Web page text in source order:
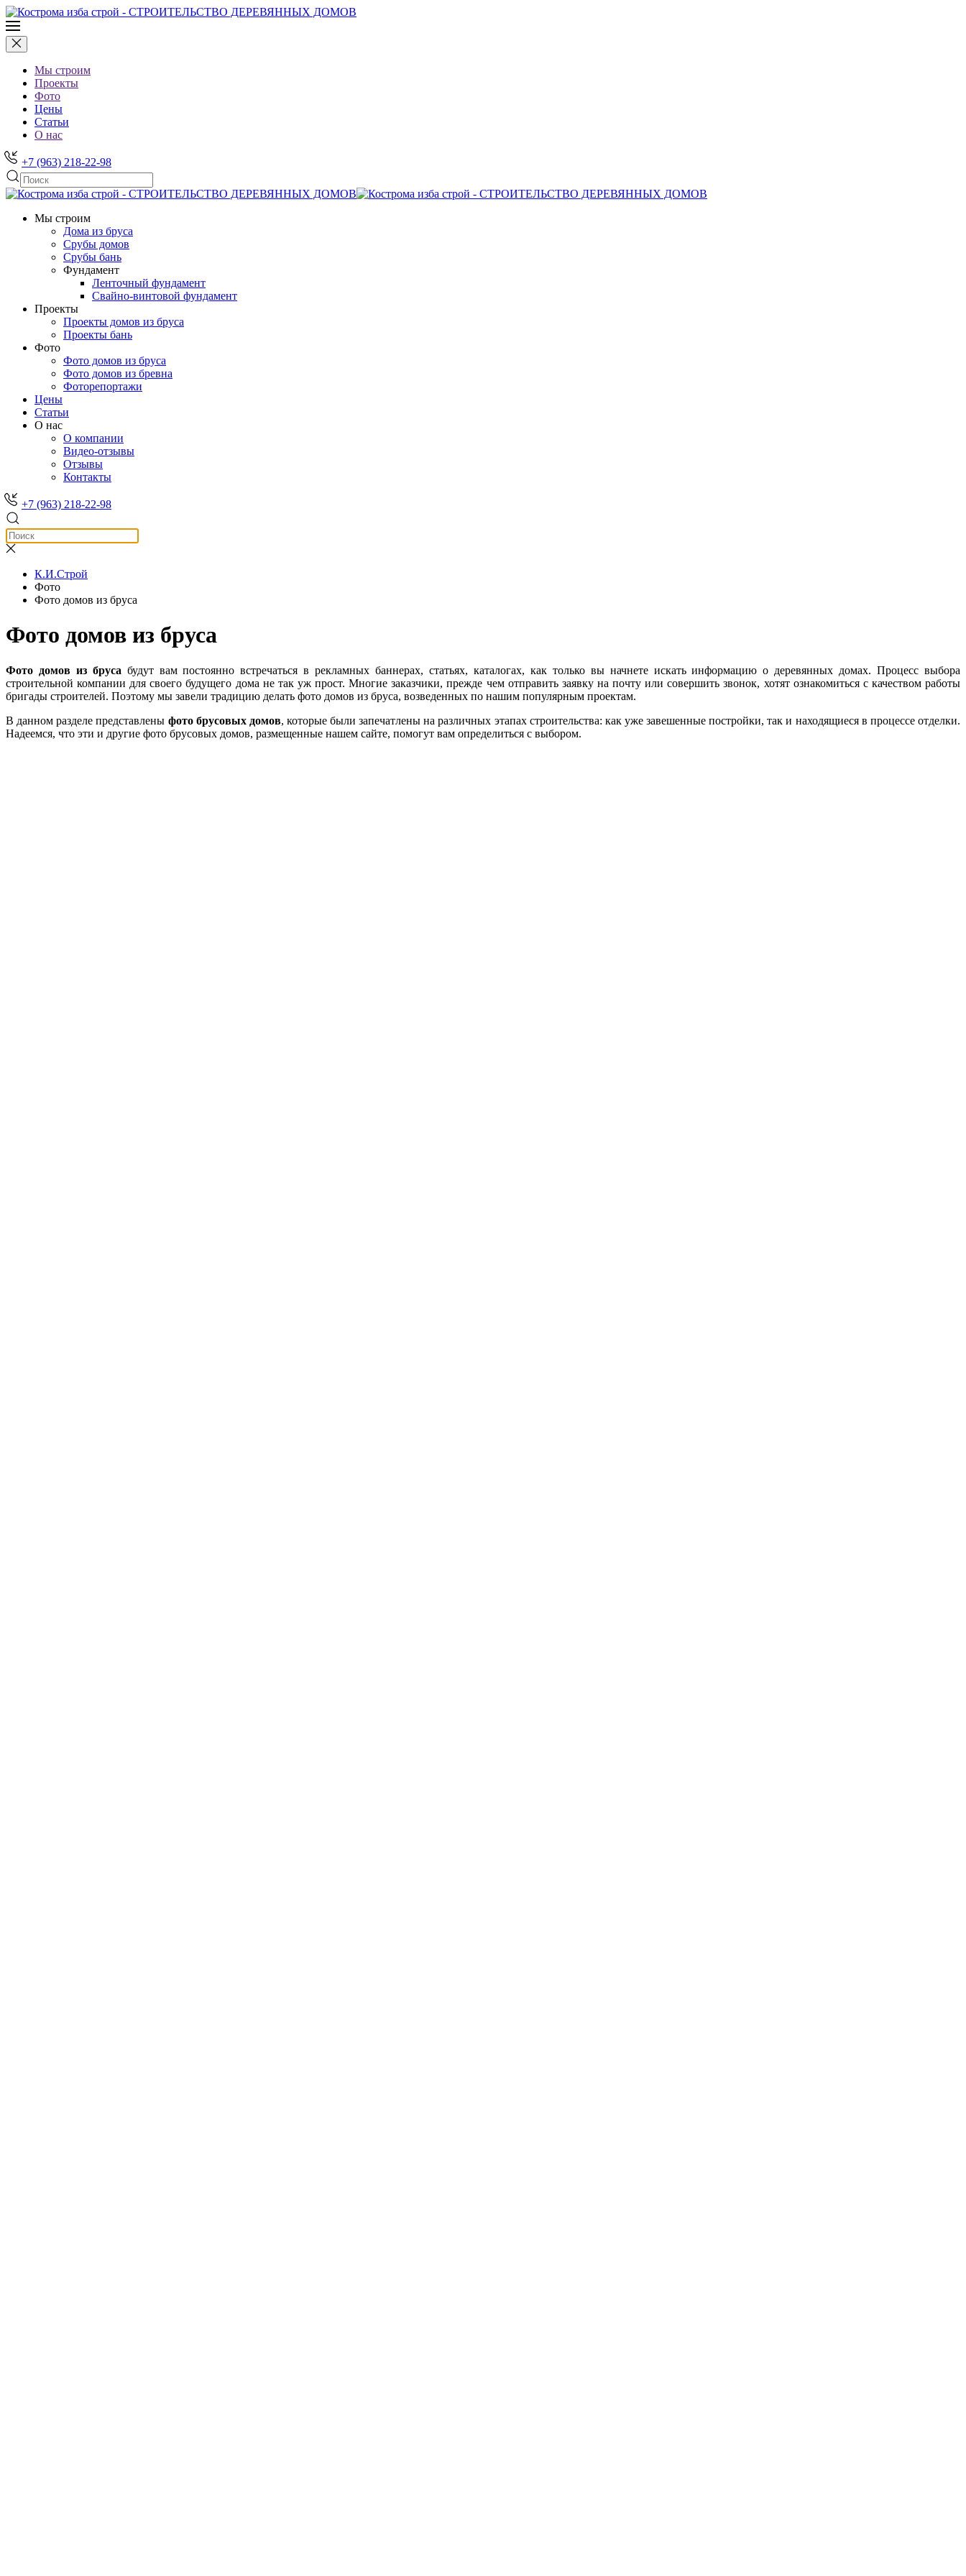
Мы строим
Проекты
Фото
Цены
Статьи
О нас
+7 (963) 218-22-98
Мы строим
Дома из бруса
Срубы домов
Срубы бань
Фундамент
Ленточный фундамент
Свайно-винтовой фундамент
Проекты
Проекты домов из бруса
Проекты бань
Фото
Фото домов из бруса
Фото домов из бревна
Фоторепортажи
Цены
Статьи
О нас
О компании
Видео-отзывы
Отзывы
Контакты
+7 (963) 218-22-98
К.И.Строй
Фото
Фото домов из бруса
Фото домов из бруса
Фото домов из бруса будут вам постоянно встречаться в рекламных баннерах, статьях, каталогах, как только вы начнете искать информацию о деревянных домах. Процесс выбора
строительной компании для своего будущего дома не так уж прост. Многие заказчики, прежде чем отправить заявку на почту или совершить звонок, хотят ознакомиться с качеством работы
бригады строителей. Поэтому мы завели традицию делать фото домов из бруса, возведенных по нашим популярным проектам.
В данном разделе представлены фото брусовых домов, которые были запечатлены на различных этапах строительства: как уже завешенные постройки, так и находящиеся в процессе отделки.
Надеемся, что эти и другие фото брусовых домов, размещенные нашем сайте, помогут вам определиться с выбором.